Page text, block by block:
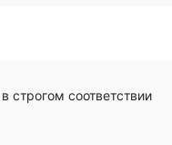
строгом соответствии